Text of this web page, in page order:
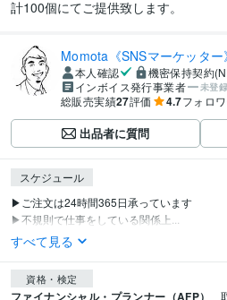
計100個にてご提供致します。
Momota《SNSマーケッター
本人確認
機密保持契約
インボイス発行事業者
未登録
総販売実績27評価 4.7フォロ
出品者に質問
スケジュール
▶ご注文は24時間365日承っています
▶不規則で仕事をしている関係上...
すべて見る
資格・検定
ファイナンシャル・プランナー（AFP）